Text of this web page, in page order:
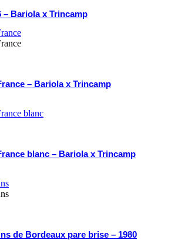
– Bariola x Trincamp
– Bariola x Trincamp
blanc – Bariola x Trincamp
de Bordeaux pare brise – 1980